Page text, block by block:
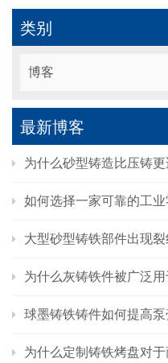
类别
博客
最新博客
为什么砂型铸造比压铸
如何选择一家可靠的工
大型砂型铸铁部件出现裂纹
为什么灰铸铁件被广泛用
球墨铸铁铸件如何提高泵
为什么定制铸铁烤盘对